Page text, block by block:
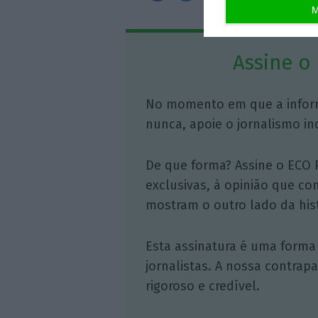
Assine o
No momento em que a
nunca, apoie o jornalismo
De que forma? Assine o
exclusivas, à opinião que
mostram o outro lado da
Esta assinatura é uma
jornalistas. A nossa
rigoroso e credível.